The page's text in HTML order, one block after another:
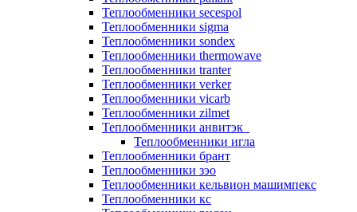
Теплообменники secespol
Теплообменники sigma
Теплообменники sondex
Теплообменники thermowave
Теплообменники tranter
Теплообменники verker
Теплообменники vicarb
Теплообменники zilmet
Теплообменники анвитэк
Теплообменники игла
Теплообменники брант
Теплообменники зэо
Теплообменники кельвион машимпекс
Теплообменники кс